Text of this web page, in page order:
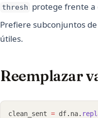
thresh protege frente
Prefiere subconjuntos
útiles.
Reemplazar
clean_sent = df. na.